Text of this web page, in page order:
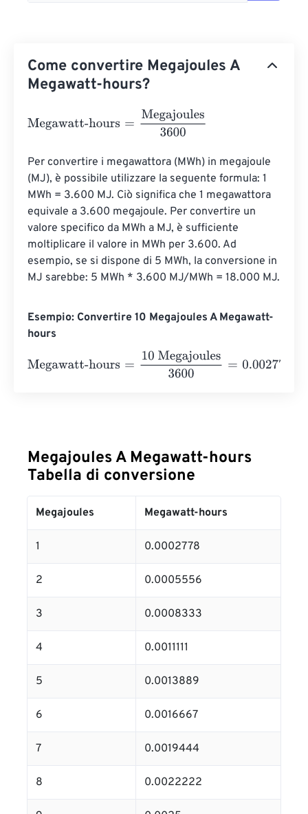
Come convertire Megajoules A
Megawatt-hours?
Megawatt-hours Megajoules3600
Per convertire i megawattora (MWh) in megajoule
(MJ), è possibile utilizzare la seguente formula: 1
MWh = 3.600 MJ. Ciò significa che 1 megawattora
equivale a 3.600 megajoule. Per convertire un
valore specifico da MWh a MJ, è sufficiente
moltiplicare il valore in MWh per 3.600. Ad
esempio, se si dispone di 5 MWh, la conversione in
MJ sarebbe: 5 MWh * 3.600 MJ/MWh = 18.000 MJ.
Esempio: Convertire 10 Megajoules A Megawatt-
hours
Megawatt-hours
10 Megajoules3600=0.0027778
Megajoules A Megawatt-hours
Tabella di conversione
Megajoules Megawatt-hours
1 0.0002778
2 0.0005556
3 0.0008333
4 0.0011111
5 0.0013889
6 0.0016667
7 0.0019444
8 0.0022222